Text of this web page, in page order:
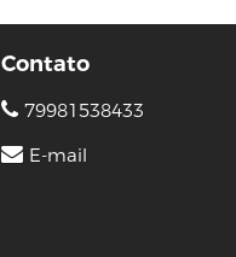
Contato
79981538433
E-mail